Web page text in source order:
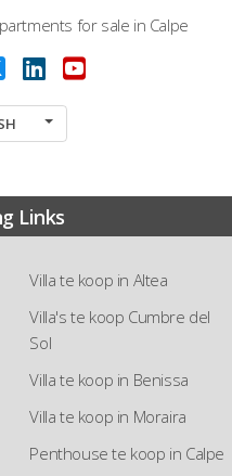
for sale in Calpe
Links
Villa te koop in Altea
Villa's te koop Cumbre del
Sol
Villa te koop in Benissa
Villa te koop in Moraira
Penthouse te koop in Calpe